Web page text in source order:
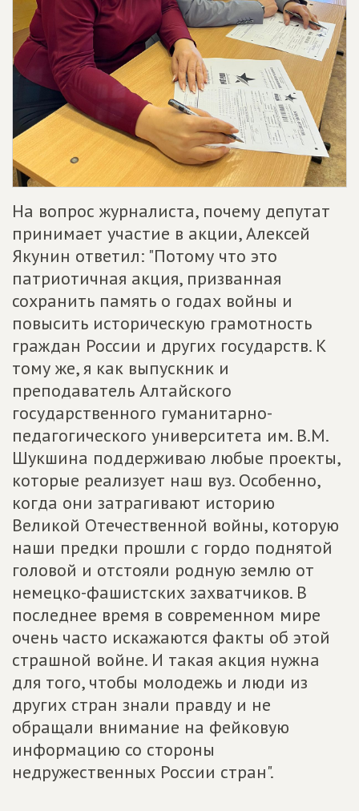
На вопрос журналиста, почему депутат
принимает участие в акции, Алексей
Якунин ответил: "Потому что это
патриотичная акция, призванная
сохранить память о годах войны и
повысить историческую грамотность
граждан России и других государств. К
тому же, я как выпускник и
преподаватель Алтайского
государственного гуманитарно-
педагогического университета им. В.М.
Шукшина поддерживаю любые проекты,
которые реализует наш вуз. Особенно,
когда они затрагивают историю
Великой Отечественной войны, которую
наши предки прошли с гордо поднятой
головой и отстояли родную землю от
немецко-фашистских захватчиков. В
последнее время в современном мире
очень часто искажаются факты об этой
страшной войне. И такая акция нужна
для того, чтобы молодежь и люди из
других стран знали правду и не
обращали внимание на фейковую
информацию со стороны
недружественных России стран".